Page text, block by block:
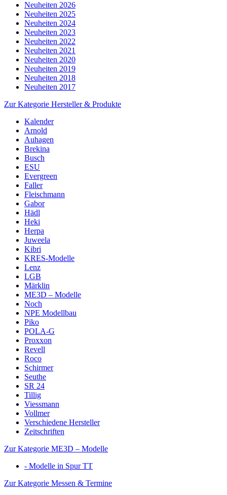
Neuheiten 2026
Neuheiten 2025
Neuheiten 2024
Neuheiten 2023
Neuheiten 2022
Neuheiten 2021
Neuheiten 2020
Neuheiten 2019
Neuheiten 2018
Neuheiten 2017
Zur Kategorie Hersteller & Produkte
Kalender
Arnold
Auhagen
Brekina
Busch
ESU
Evergreen
Faller
Fleischmann
Gabor
Hädl
Heki
Herpa
Juweela
Kibri
KRES-Modelle
Lenz
LGB
Märklin
ME3D – Modelle
Noch
NPE Modellbau
Piko
POLA-G
Proxxon
Revell
Roco
Schirmer
Seuthe
SR 24
Tillig
Viessmann
Vollmer
Verschiedene Hersteller
Zeitschriften
Zur Kategorie ME3D – Modelle
- Modelle in Spur TT
Zur Kategorie Messen & Termine